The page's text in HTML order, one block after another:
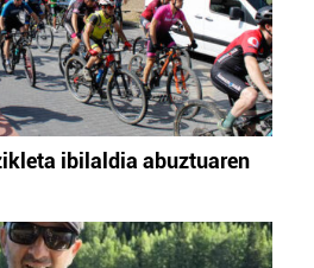
ibilaldia abuztuaren